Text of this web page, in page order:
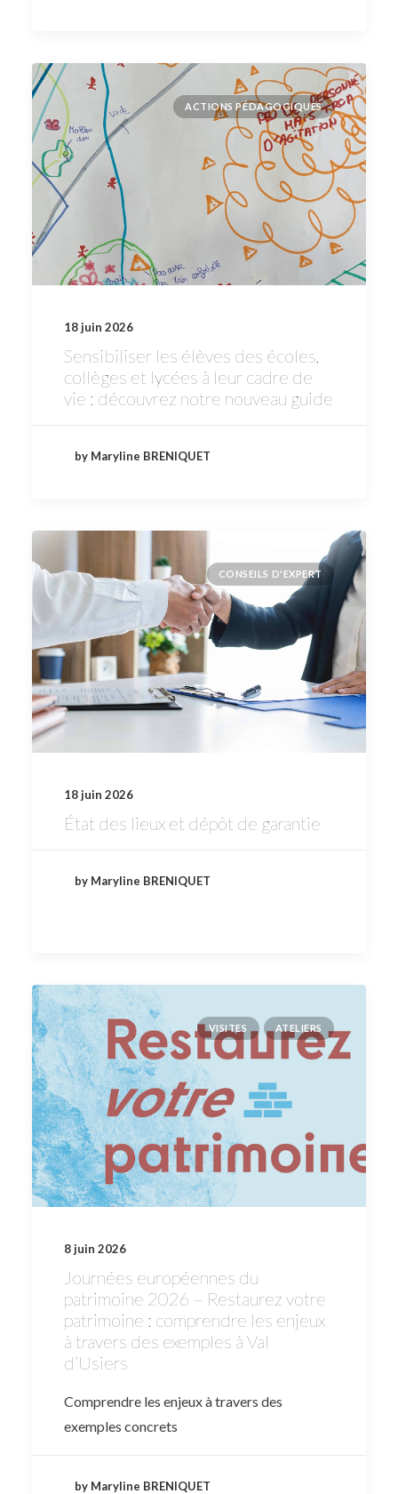
ACTIONS PÉDAGOGIQUES
18 juin 2026
Sensibiliser les élèves des écoles,
collèges et lycées à leur cadre de
vie : découvrez notre nouveau guide
by Maryline BRENIQUET
CONSEILS D'EXPERT
18 juin 2026
État des lieux et dépôt de garantie
by Maryline BRENIQUET
VISITES ATELIERS
8 juin 2026
Journées européennes du
patrimoine 2026 – Restaurez votre
patrimoine : comprendre les enjeux
à travers des exemples à Val
d’Usiers
Comprendre les enjeux à travers des
exemples concrets
by Maryline BRENIQUET